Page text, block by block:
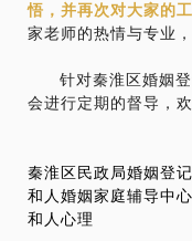
悟，并再次对大家的
家老师的热情与专业
针对秦淮区婚姻
会进行定期的督导，
秦淮区民政局婚姻登
和人婚姻家庭辅导中心
和人心理